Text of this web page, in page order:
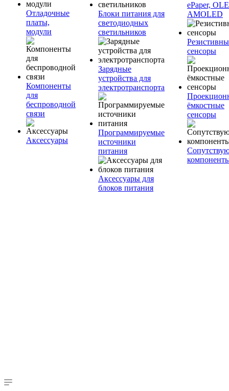
Отладочные
платы,
модули
Компоненты
для
беспроводной
связи
Аксессуары
Блоки питания для
светодиодных
светильников
Зарядные
устройства для
электротранспорта
Программируемые
источники
питания
Аксессуары для
блоков питания
ePaper,
AMOLED
сенсоры
ёмкостные
сенсоры